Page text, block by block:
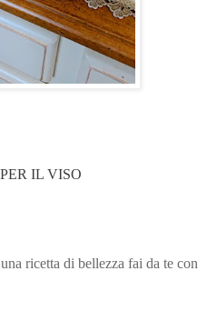
IL VISO
ricetta di bellezza fai da te con